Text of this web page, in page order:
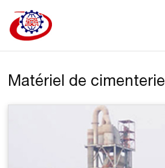
Matériel de cimenterie